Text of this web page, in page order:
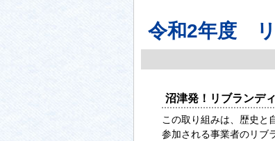
令和2年度
沼津発！リブランデ
この取り組みは、歴史と
参加される事業者のリブ